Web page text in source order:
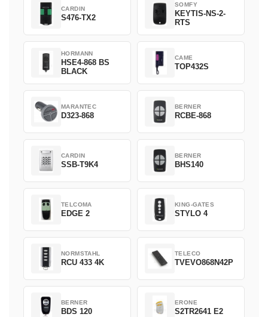
CARDIN
S476-TX2
SOMFY
KEYTIS-NS-2-
RTS
HORMANN
HSE4-868 BS
BLACK
CAME
TOP432S
MARANTEC
D323-868
BERNER
RCBE-868
CARDIN
SSB-T9K4
BERNER
BHS140
TELCOMA
EDGE 2
KING-GATES
STYLO 4
NORMSTAHL
RCU 433 4K
TELECO
TVEVO868N42P
BERNER
BDS 120
ERONE
S2TR2641 E2